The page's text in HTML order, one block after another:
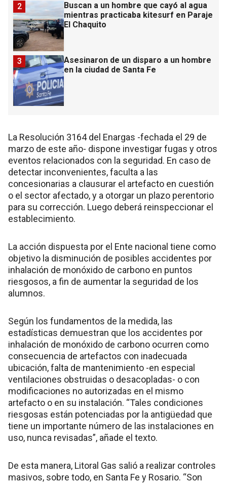
Buscan a un hombre que cayó al agua
mientras practicaba kitesurf en Paraje
El Chaquito
2
Asesinaron de un disparo a un hombre
en la ciudad de Santa Fe
3
La Resolución 3164 del Enargas -fechada el 29 de
marzo de este año- dispone investigar fugas y otros
eventos relacionados con la seguridad. En caso de
detectar inconvenientes, faculta a las
concesionarias a clausurar el artefacto en cuestión
o el sector afectado, y a otorgar un plazo perentorio
para su corrección. Luego deberá reinspeccionar el
establecimiento.
La acción dispuesta por el Ente nacional tiene como
objetivo la disminución de posibles accidentes por
inhalación de monóxido de carbono en puntos
riesgosos, a fin de aumentar la seguridad de los
alumnos.
Según los fundamentos de la medida, las
estadísticas demuestran que los accidentes por
inhalación de monóxido de carbono ocurren como
consecuencia de artefactos con inadecuada
ubicación, falta de mantenimiento -en especial
ventilaciones obstruidas o desacopladas- o con
modificaciones no autorizadas en el mismo
artefacto o en su instalación. “Tales condiciones
riesgosas están potenciadas por la antigüedad que
tiene un importante número de las instalaciones en
uso, nunca revisadas”, añade el texto.
De esta manera, Litoral Gas salió a realizar controles
masivos, sobre todo, en Santa Fe y Rosario. “Son